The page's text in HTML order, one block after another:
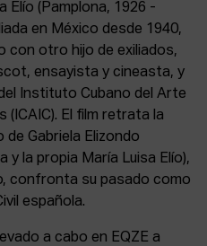
Elío (Pamplona, 1926 -
en México desde 1940,
con otro hijo de exiliados,
ensayista y cineasta, y
Instituto Cubano del Arte
El film retrata la
Gabriela Elizondo
y la propia María Luisa Elío),
confronta su pasado como
española.
a cabo en EQZE a